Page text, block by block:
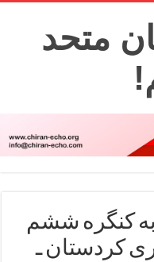
متحد
کنگره ششم
کردستان ـ